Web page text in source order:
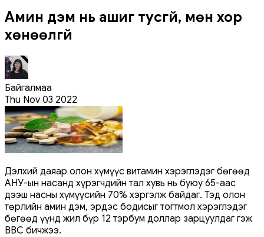
Амин дэм нь ашиг тусгүй, мөн хор
хөнөөлгүй
Байгалмаа
Thu Nov 03 2022
Дэлхий даяар олон хүмүүс витамин хэрэглэдэг бөгөөд
АНУ-ын насанд хүрэгчдийн тал хувь нь буюу 65-аас
дээш насны хүмүүсийн 70% хэргэлж байдаг. Тэд олон
төрлийн амин дэм, эрдэс бодисыг тогтмол хэрэглэдэг
бөгөөд үүнд жил бүр 12 тэрбум доллар зарцуулдаг гэж
ВВС бичжээ.